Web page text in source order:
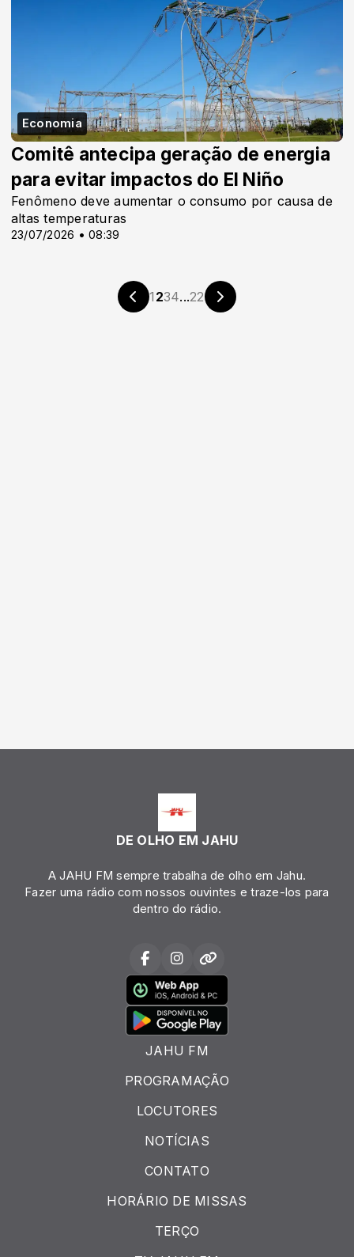
Economia
23/07/2026 • 08:39
Comitê antecipa geração de energia
para evitar impactos do El Niño
Fenômeno deve aumentar o consumo por causa de
altas temperaturas
1 234...22
DE OLHO EM JAHU
A JAHU FM sempre trabalha de olho em Jahu.
Fazer uma rádio com nossos ouvintes e traze-los para
dentro do rádio.
JAHU FM
PROGRAMAÇÃO
LOCUTORES
NOTÍCIAS
CONTATO
HORÁRIO DE MISSAS
TERÇO